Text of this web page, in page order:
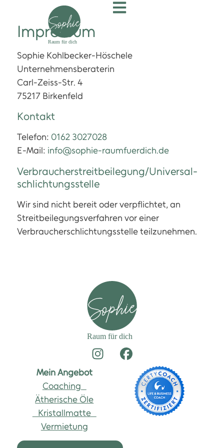
Impressum
Sophie Kohlbecker-Höschele
Unternehmensberaterin
Carl-Zeiss-Str. 4
75217 Birkenfeld
Kontakt
Telefon: 0162 3027028
E-Mail: info@sophie-raumfuerdich.de
Verbraucher­streit­beilegung/Universal­
schlichtungs­stelle
Wir sind nicht bereit oder verpflichtet, an
Streitbeilegungsverfahren vor einer
Verbraucherschlichtungsstelle teilzunehmen.
Mein Angebot
Coaching
Ätherische Öle
Kristallmatte
Vermietung